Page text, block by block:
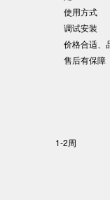
使用方式
调试安装
价格合适、
售后有保障
1-2周